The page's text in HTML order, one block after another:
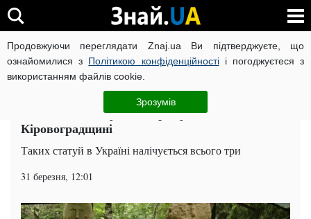
Продовжуючи переглядати Znaj.ua Ви підтверджуєте, що
ознайомилися з Політикою конфіденційностіі погоджуєтеся з
використанням файлів cookie.
Зрозумів
ВІЙНА РОСІЇ ПРОТИ УКРАЇНИ КОРОНАВІРУС В УКРАЇНІ
ЧИТАТЬ НА РУССКОМ
Унікальний скіфський артефакт знайшли на
Кіровоградщині
Таких статуй в Україні налічується всього три
31 березня, 12:01